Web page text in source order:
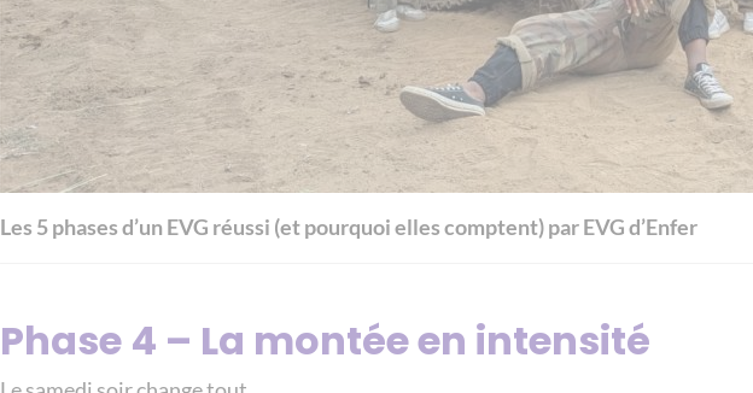
Les 5 phases d’un EVG réussi (et pourquoi elles comptent) par EVG d’Enfer
Phase 4 – La montée en intensité